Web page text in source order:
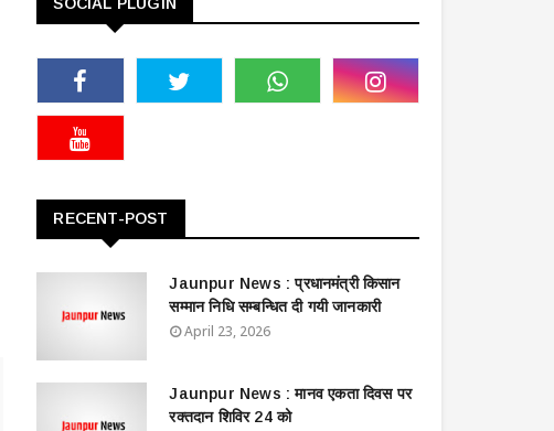
RECENT-POST
Jaunpur News : ​प्रधानमंत्री किसान
सम्मान निधि सम्बन्धित दी गयी जानकारी
April 23, 2026
Jaunpur News : ​मानव एकता दिवस पर
रक्तदान शिविर 24 को